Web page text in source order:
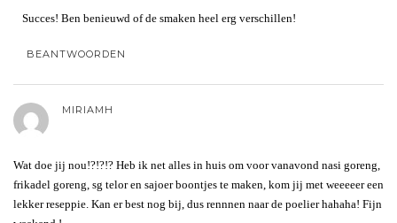
Succes! Ben benieuwd of de smaken heel erg verschillen!
BEANTWOORDEN
MIRIAMH
Wat doe jij nou!?!?!? Heb ik net alles in huis om voor vanavond nasi goreng,
frikadel goreng, sg telor en sajoer boontjes te maken, kom jij met weeeeer een
lekker reseppie. Kan er best nog bij, dus rennnen naar de poelier hahaha! Fijn